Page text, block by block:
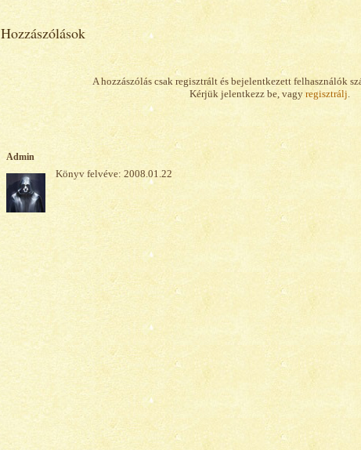
Hozzászólások
A hozzászólás csak regisztrált és bejelentkezett felhasználók
Kérjük jelentkezz be, vagy regisztrálj.
Admin
Könyv felvéve: 2008.01.22